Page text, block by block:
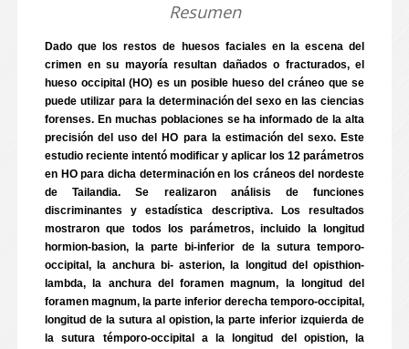
Resumen
Dado que los restos de huesos faciales en la escena del
crimen en su mayoría resultan dañados o fracturados, el
hueso occipital (HO) es un posible hueso del cráneo que se
puede utilizar para la determinación del sexo en las ciencias
forenses. En muchas poblaciones se ha informado de la alta
precisión del uso del HO para la estimación del sexo. Este
estudio reciente intentó modificar y aplicar los 12 parámetros
en HO para dicha determinación en los cráneos del nordeste
de Tailandia. Se realizaron análisis de funciones
discriminantes y estadística descriptiva. Los resultados
mostraron que todos los parámetros, incluido la longitud
hormion-basion, la parte bi-inferior de la sutura temporo-
occipital, la anchura bi- asterion, la longitud del opisthion-
lambda, la anchura del foramen magnum, la longitud del
foramen magnum, la parte inferior derecha temporo-occipital,
longitud de la sutura al opistion, la parte inferior izquierda de
la sutura témporo-occipital a la longitud del opistion, la